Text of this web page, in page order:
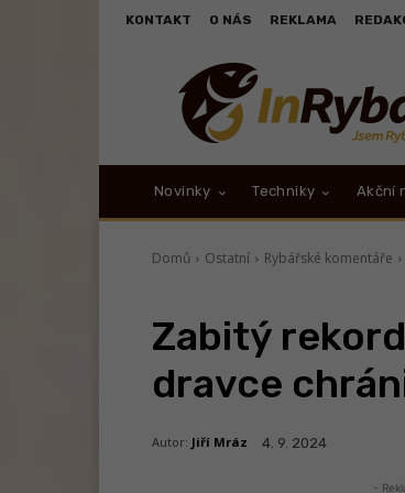
KONTAKT O NÁS REKLAMA
Novinky Techniky Akční
Domů Ostatní Rybářské komentáře
Zabitý
dravce
Autor: Jiří Mráz 4. 9. 2024
-